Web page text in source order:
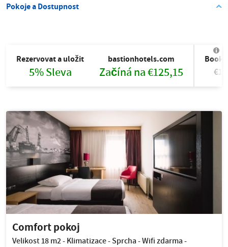
Pokoje a Dostupnost
Rezervovat a uložit
5% Sleva
bastionhotels.com
Začíná na €125,15
Comfort pokoj
Velikost 18 m2 - Klimatizace - Sprcha - Wifi zdarma -